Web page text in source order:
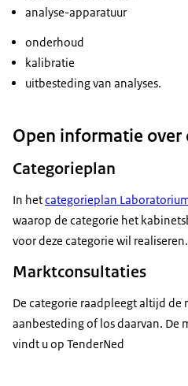
analyse-apparatuur
onderhoud
kalibratie
uitbesteding van analyses.
Open informatie
Categorieplan
In hetcategorieplan
waarop de categorie het
voor deze categorie wil realiseren.
Marktconsultaties
De categorie raadpleegt altijd de
aanbesteding of los daarvan. De
vindt u op TenderNed